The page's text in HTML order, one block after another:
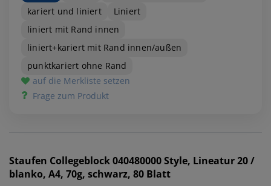
kariert und liniert
Liniert
liniert mit Rand innen
liniert+kariert mit Rand innen/außen
punktkariert ohne Rand
auf die Merkliste setzen
Frage zum Produkt
Staufen Collegeblock 040480000 Style, Lineatur 20 /
blanko, A4, 70g, schwarz, 80 Blatt